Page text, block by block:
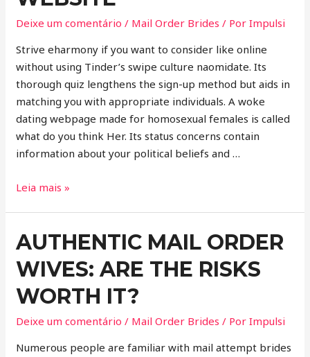
Deixe um comentário / Mail Order Brides / PorImpulsi
Strive eharmony if you want to consider like online
without using Tinder’s swipe culture naomidate. Its
thorough quiz lengthens the sign-up method but aids in
matching you with appropriate individuals. A woke
dating webpage made for homosexual females is called
what do you think Her. Its status concerns contain
information about your political beliefs and …
Leia mais »
AUTHENTIC MAIL ORDER
WIVES: ARE THE RISKS
WORTH IT?
Deixe um comentário / Mail Order Brides / PorImpulsi
Numerous people are familiar with mail attempt brides